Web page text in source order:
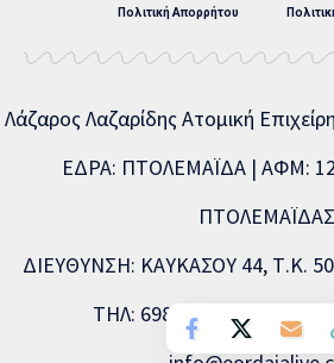
Πολιτική Απορρήτου
Λάζαρος Λαζαρίδης Ατομική
ΕΔΡΑ: ΠΤΟΛΕΜΑΪΔΑ | ΑΦΜ:
ΠΤΟΛΕΜΑΪΔΑΣ
ΔΙΕΥΘΥΝΣΗ: ΚΑΥΚΑΣΟΥ 44, Τ.Κ.
ΤΗΛ: 6981893715,